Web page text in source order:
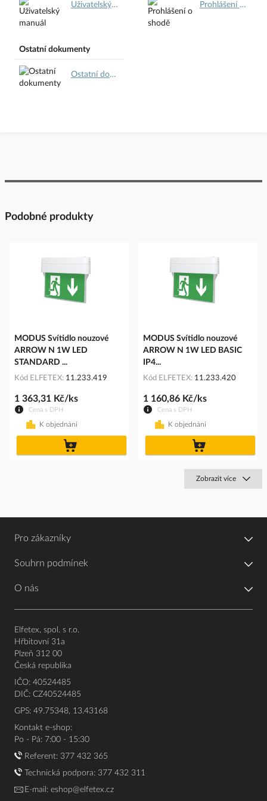
Uživatelský manuál.pdf Prohlášení o shodě.pdf
Ostatní dokumenty
Ostatní dokumenty.pdf
Podobné produkty
MODUS Svítidlo nouzové
ARROW N 1W LED
STANDARD ...
Kód ELFETEX 11.233.419
Cena s DPH
1 363,31 Kč/ks
K objednání
MODUS Svítidlo nouzové
ARROW N 1W LED BASIC
IP4...
Kód ELFETEX 11.233.420
Cena s DPH
1 160,86 Kč/ks
K objednání
Zobrazit více
Pro zákazníky
Souhrn podmínek
O nás
Elfetex, spol. s r.o.
Hřbitovní 31a
Plzeň 312 00
Česká republika
IČO: 40524485
DIČ: CZ40524485
GPS: 49.75348, 13.43168
Kontakt e-shop:
Po - Pá: 7:00 - 15:30
Referent: 377 432 365
Technická podpora: 377 432 311
E-mail: eshop@elfetex.cz